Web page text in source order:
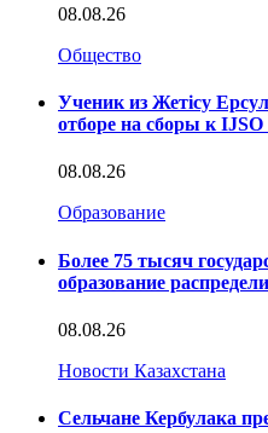
08.08.26
Общество
Ученик из Жетісу
отборе на сборы к IJSO
08.08.26
Образование
Более 75 тысяч
образование
08.08.26
Новости Казахстана
Сельчане Кербулака